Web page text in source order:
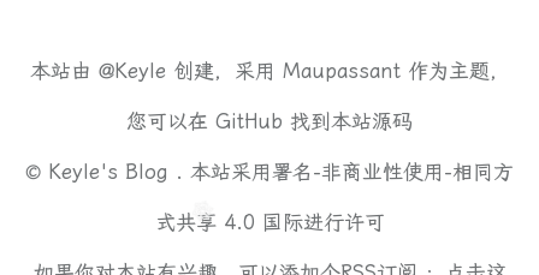
本站由 @Keyle 创建，采用 Maupassant作为主题，
您可以在 GitHub 找到本站源码
© Keyle's Blog . 本站采用署名-非商业性使用-相同方
式共享 4.0 国际进行许可